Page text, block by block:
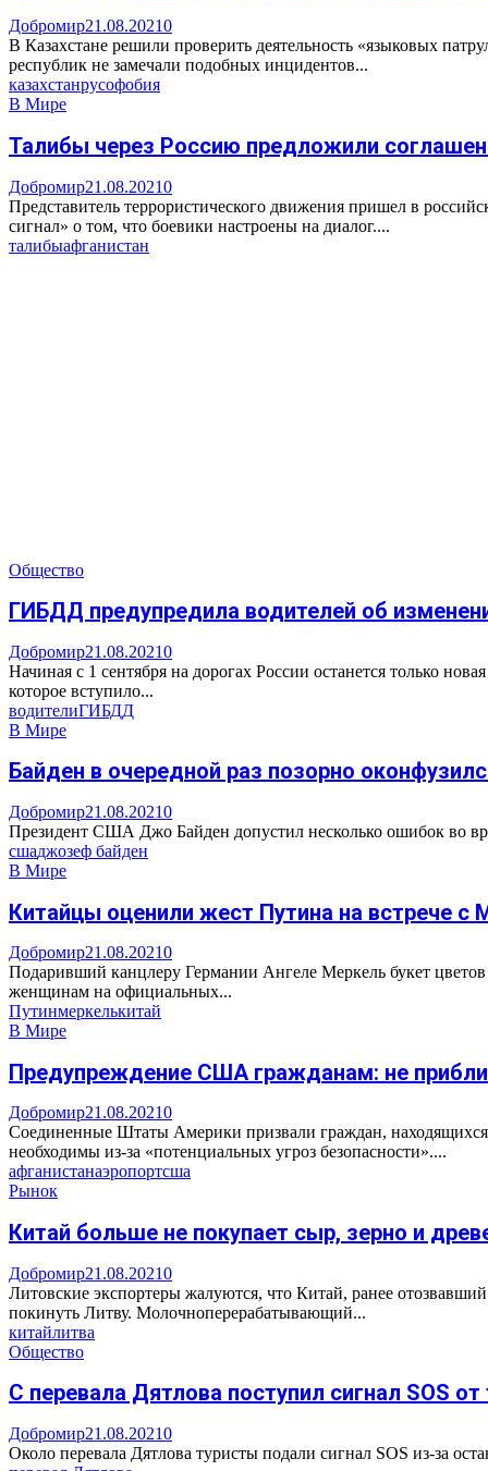
Добромир21.08.20210
В Казахстане решили проверить деятельность «языковых
республик не замечали подобных инцидентов...
казахстанрусофобия
В Мире
Талибы через Россию предложили
Добромир21.08.20210
Представитель террористического движения пришел в
сигнал» о том, что боевики настроены на диалог....
талибыафганистан
Общество
ГИБДД предупредила водителей об
Добромир21.08.20210
Начиная с 1 сентября на дорогах России останется только
которое вступило...
водителиГИБДД
В Мире
Байден в очередной раз позорно
Добромир21.08.20210
Президент США Джо Байден допустил несколько ошибок во
сшаджозеф байден
В Мире
Китайцы оценили жест Путина на встрече с
Добромир21.08.20210
Подаривший канцлеру Германии Ангеле Меркель букет
женщинам на официальных...
Путинмеркелькитай
В Мире
Предупреждение США гражданам: не
Добромир21.08.20210
Соединенные Штаты Америки призвали граждан,
необходимы из-за «потенциальных угроз безопасности»....
афганистанаэропортсша
Рынок
Китай больше не покупает сыр, зерно и
Добромир21.08.20210
Литовские экспортеры жалуются, что Китай, ранее
покинуть Литву. Молочноперерабатывающий...
китайлитва
Общество
С перевала Дятлова поступил сигнал SOS от
Добромир21.08.20210
Около перевала Дятлова туристы подали сигнал SOS из-за